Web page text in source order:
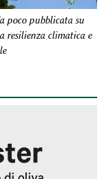
poco pubblicata su
resilienza climatica e